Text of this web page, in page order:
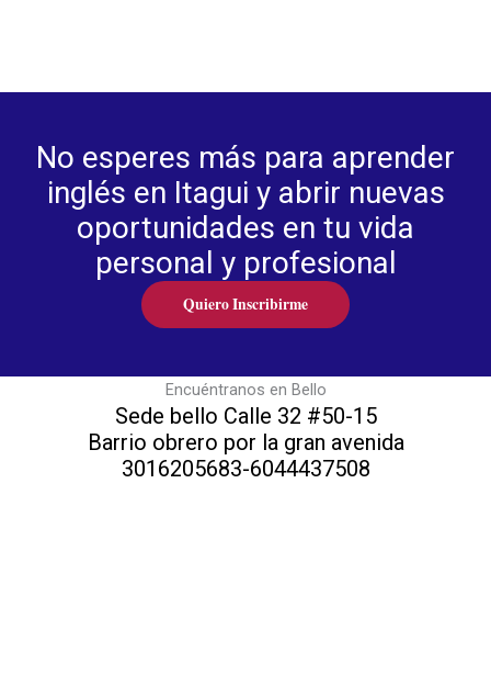
No esperes más para aprender
inglés en Itagui y abrir nuevas
oportunidades en tu vida
personal y profesional
Quiero Inscribirme
Encuéntranos en Bello
Sede bello Calle 32 #50-15
Barrio obrero por la gran avenida
3016205683-6044437508